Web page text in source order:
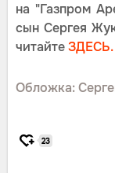
на "Газпром
сын Сергея
читайтеЗДЕСЬ.
Обложка:
23